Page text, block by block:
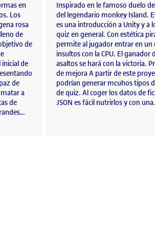
en
Los
rosa
de
de
de
de
a
de
Inspirado en le famoso duelo
del legendario monkey Island.
es una introducción a Unity y a
quiz en general. Con estética
permite al jugador entrar en un
insultos con la CPU. El ganador
asaltos se hará con la victoria.
de mejora A partir de este
podrían generar mcuhos tipos
de quiz. Al coger los datos de
JSON es fácil nutrirlos y con